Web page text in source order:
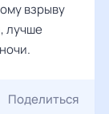
взрыву
лучше
Поделиться